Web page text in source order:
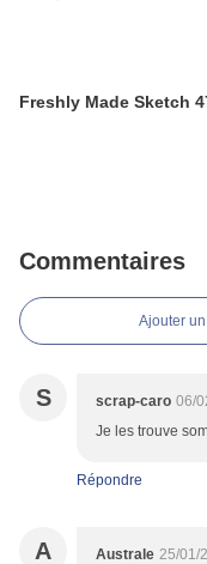
Freshly Made Sketch
Commentaires
Ajouter
S scrap-caro 06/
Je les trouve
Répondre
A Australe 25/01/